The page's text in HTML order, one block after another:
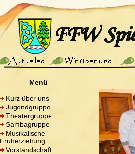
Menü
Kurz über uns
Jugendgruppe
Theatergruppe
Sambagruppe
Musikalische
Früherziehung
Vorstandschaft